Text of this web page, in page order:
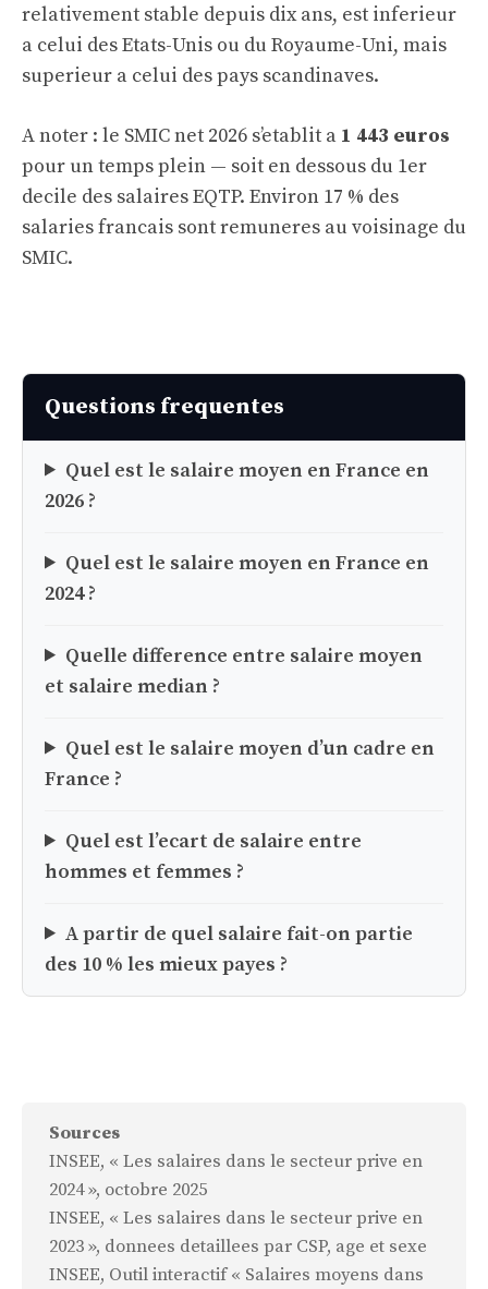
relativement stable depuis dix ans, est inferieur
a celui des Etats-Unis ou du Royaume-Uni, mais
superieur a celui des pays scandinaves.
A noter : le SMIC net 2026 s’etablit a 1 443 euros
pour un temps plein — soit en dessous du 1er
decile des salaires EQTP. Environ 17 % des
salaries francais sont remuneres au voisinage du
SMIC.
Questions frequentes
Quel est le salaire moyen en France en
2026 ?
Quel est le salaire moyen en France en
2024 ?
Quelle difference entre salaire moyen
et salaire median ?
Quel est le salaire moyen d’un cadre en
France ?
Quel est l’ecart de salaire entre
hommes et femmes ?
A partir de quel salaire fait-on partie
des 10 % les mieux payes ?
Sources
INSEE, « Les salaires dans le secteur prive en
2024 », octobre 2025
INSEE, « Les salaires dans le secteur prive en
2023 », donnees detaillees par CSP, age et sexe
INSEE, Outil interactif « Salaires moyens dans